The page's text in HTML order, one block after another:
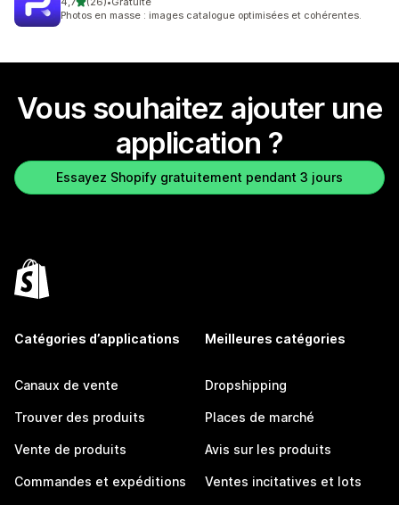
26 avis au total
Photos en masse : images catalogue optimisées et cohérentes.
Vous souhaitez ajouter une
application ?
Essayez Shopify gratuitement pendant 3 jours
Catégories d’applications
Canaux de vente
Trouver des produits
Vente de produits
Commandes et expéditions
Meilleures catégories
Dropshipping
Places de marché
Avis sur les produits
Ventes incitatives et lots